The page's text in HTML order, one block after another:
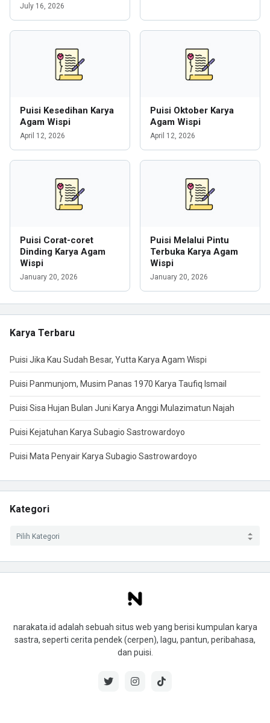
July 16, 2026
Puisi Kesedihan Karya
Agam Wispi
April 12, 2026
Puisi Oktober Karya
Agam Wispi
April 12, 2026
Puisi Corat-coret
Dinding Karya Agam
Wispi
January 20, 2026
Puisi Melalui Pintu
Terbuka Karya Agam
Wispi
January 20, 2026
Karya Terbaru
Puisi Jika Kau Sudah Besar, Yutta Karya Agam Wispi
Puisi Panmunjom, Musim Panas 1970 Karya Taufiq Ismail
Puisi Sisa Hujan Bulan Juni Karya Anggi Mulazimatun Najah
Puisi Kejatuhan Karya Subagio Sastrowardoyo
Puisi Mata Penyair Karya Subagio Sastrowardoyo
Kategori
narakata.id adalah sebuah situs web yang berisi kumpulan karya
sastra, seperti cerita pendek (cerpen), lagu, pantun, peribahasa,
dan puisi.